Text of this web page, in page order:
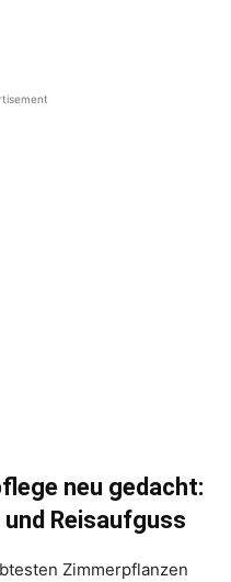
neu gedacht:
Reisaufguss
Zimmerpflanzen